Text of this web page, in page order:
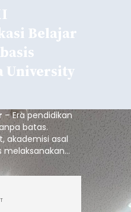
Belajar
University
– Era pendidikan
batas.
akademisi asal
melaksanakan
(PKM)
Systems